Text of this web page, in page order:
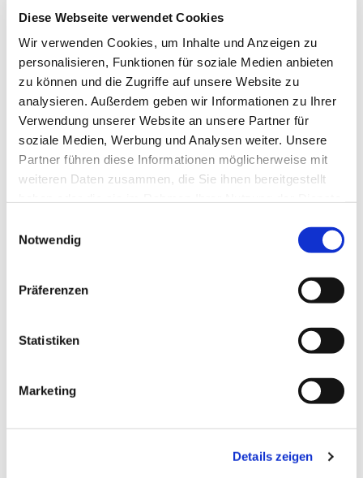
Diese Webseite verwendet Cookies
Wir verwenden Cookies, um Inhalte und Anzeigen zu
personalisieren, Funktionen für soziale Medien anbieten
zu können und die Zugriffe auf unsere Website zu
analysieren. Außerdem geben wir Informationen zu Ihrer
Verwendung unserer Website an unsere Partner für
soziale Medien, Werbung und Analysen weiter. Unsere
Partner führen diese Informationen möglicherweise mit
weiteren Daten zusammen, die Sie ihnen bereitgestellt
Notwendig
Präferenzen
Statistiken
Marketing
Details zeigen
Dies könnte Sie auch
interessieren